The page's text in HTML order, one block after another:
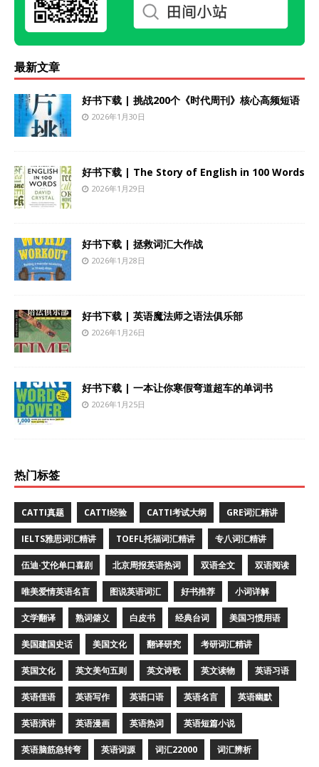
最新文章
好书下载 | 挑战200个《时代周刊》核心高频短语
2026年1月30日
好书下载 | The Story of English in 100 Words
2026年1月29日
好书下载 | 拯救词汇大作战
2026年1月28日
好书下载 | 英语魔法师之语法俱乐部
2026年1月26日
好书下载 | 一本让你寒假弯道超车的单词书
2026年1月25日
热门标签
CATTI真题 CATTI经验 CATTI考试大纲 GRE词汇精讲
IELTS雅思词汇精讲 TOEFL托福词汇精讲 专八词汇精讲
伍迪·艾伦单口喜剧 北京周报英语热词 双语全文 双语阅读
唯美爱情英语名言 图说英语词汇 好书推荐 小词详解
文学翻译 熟词僻义 白皮书 经典台词 美国习惯用语
美国建国史话 美国文化 翻译研究 考研词汇精讲
英国文化 英文美句五则 英文诗歌 英文读物 英语习语
英语俚语 英语写作 英语口语 英语名言 英语幽默
英语演讲 英语漫画 英语热词 英语短篇小说
英语脑筋急转弯 英语词源 词汇22000 词汇辨析